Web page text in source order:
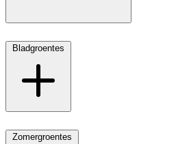
Bladgroentes
Zomergroentes